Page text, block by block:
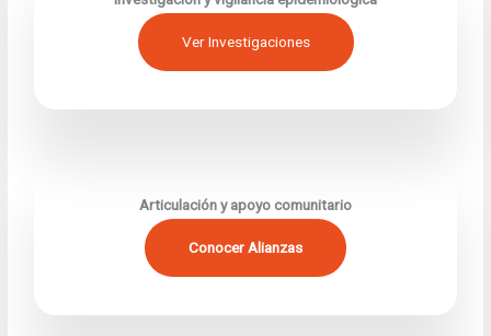
Ver Investigaciones
Articulación y apoyo comunitario
Conocer Alianzas